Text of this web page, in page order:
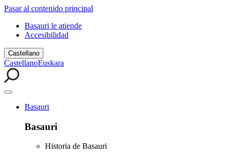
Pasar al contenido principal
Basauri le atiende
Accesibilidad
Castellano
CastellanoEuskara
Basauri
Basauri
Historia de Basauri